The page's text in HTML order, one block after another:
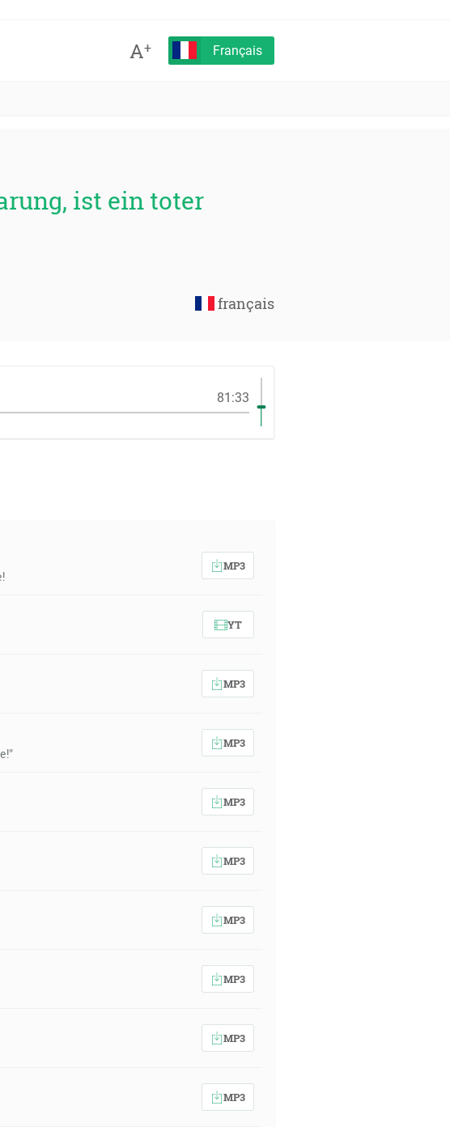
A+ Français
ist ein toter
français
81:33
MP3
YT
MP3
MP3
MP3
MP3
MP3
MP3
MP3
MP3